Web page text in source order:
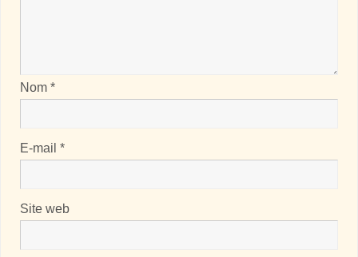
Nom*
E-mail*
Site web